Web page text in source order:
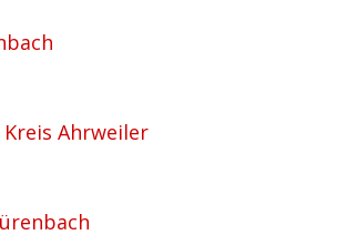
Ahrweiler